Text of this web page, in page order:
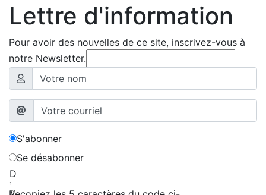
Lettre d'information
Pour avoir des nouvelles de ce site, inscrivez-vous à
notre Newsletter.
S'abonner
Se désabonner
D
1
y